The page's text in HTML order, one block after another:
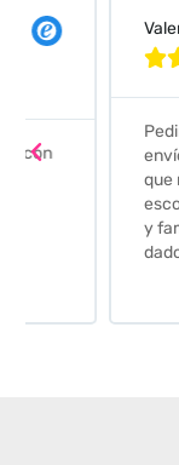
Valeria

Pedimos
envío fue
que nos han
escoger los
y familiares,
dado. Es